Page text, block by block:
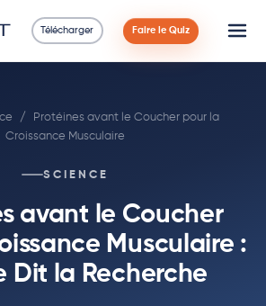
Télécharger Faire le Quiz
/
Protéines avant le Coucher pour la
Croissance Musculaire
SCIENCE
avant le Coucher
Musculaire :
Dit la Recherche